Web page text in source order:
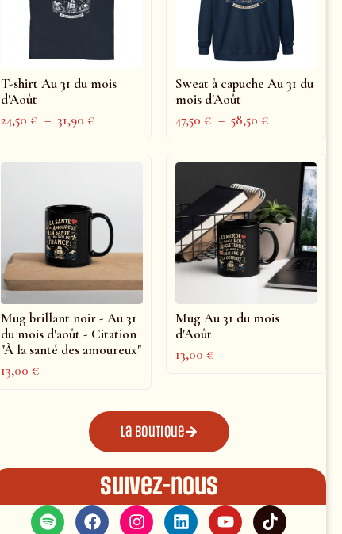
T-shirt Au 31 du mois
d'Août
24,50€ – 31,90€
Sweat à capuche Au 31 du
mois d'Août
47,50€ – 58,50€
Mug brillant noir - Au 31
du mois d'août - Citation
"À la santé des amoureux"
13,00€
Mug Au 31 du mois
d'Août
13,00€
La boutique
Suivez-nous